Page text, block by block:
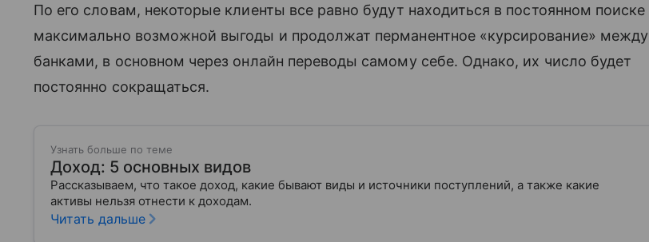
По его словам, некоторые клиенты все равно будут находиться в постоянном поиске
максимально возможной выгоды и продолжат перманентное «курсирование» между
банками, в основном через онлайн переводы самому себе. Однако, их число будет
постоянно сокращаться.
Узнать больше по теме
Доход: 5 основных видов
Рассказываем, что такое доход, какие бывают виды и источники поступлений, а также какие
активы нельзя отнести к доходам.
Читать дальше